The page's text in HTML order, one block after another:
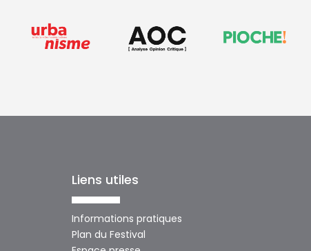
Liens utiles
Informations pratiques
Plan du Festival